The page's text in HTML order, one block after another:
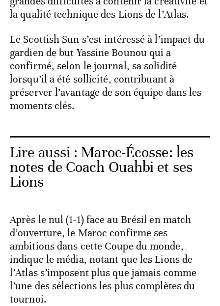
la qualité technique des Lions de l’Atlas.
Le Scottish Sun s’est intéressé à l’impact du
gardien de but Yassine Bounou qui a
confirmé, selon le journal, sa solidité
lorsqu’il a été sollicité, contribuant à
préserver l’avantage de son équipe dans les
moments clés.
Lire aussi : Maroc-Écosse: les
notes de Coach Ouahbi et ses
Lions
Après le nul (1-1) face au Brésil en match
d’ouverture, le Maroc confirme ses
ambitions dans cette Coupe du monde,
indique le média, notant que les Lions de
l’Atlas s’imposent plus que jamais comme
l’une des sélections les plus complètes du
tournoi.